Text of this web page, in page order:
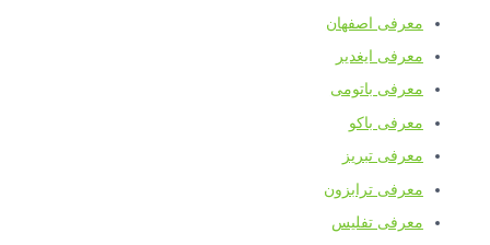
معرفی اصفهان
معرفی ایغدیر
معرفی باتومی
معرفی باکو
معرفی تبریز
معرفی ترابزون
معرفی تفلیس